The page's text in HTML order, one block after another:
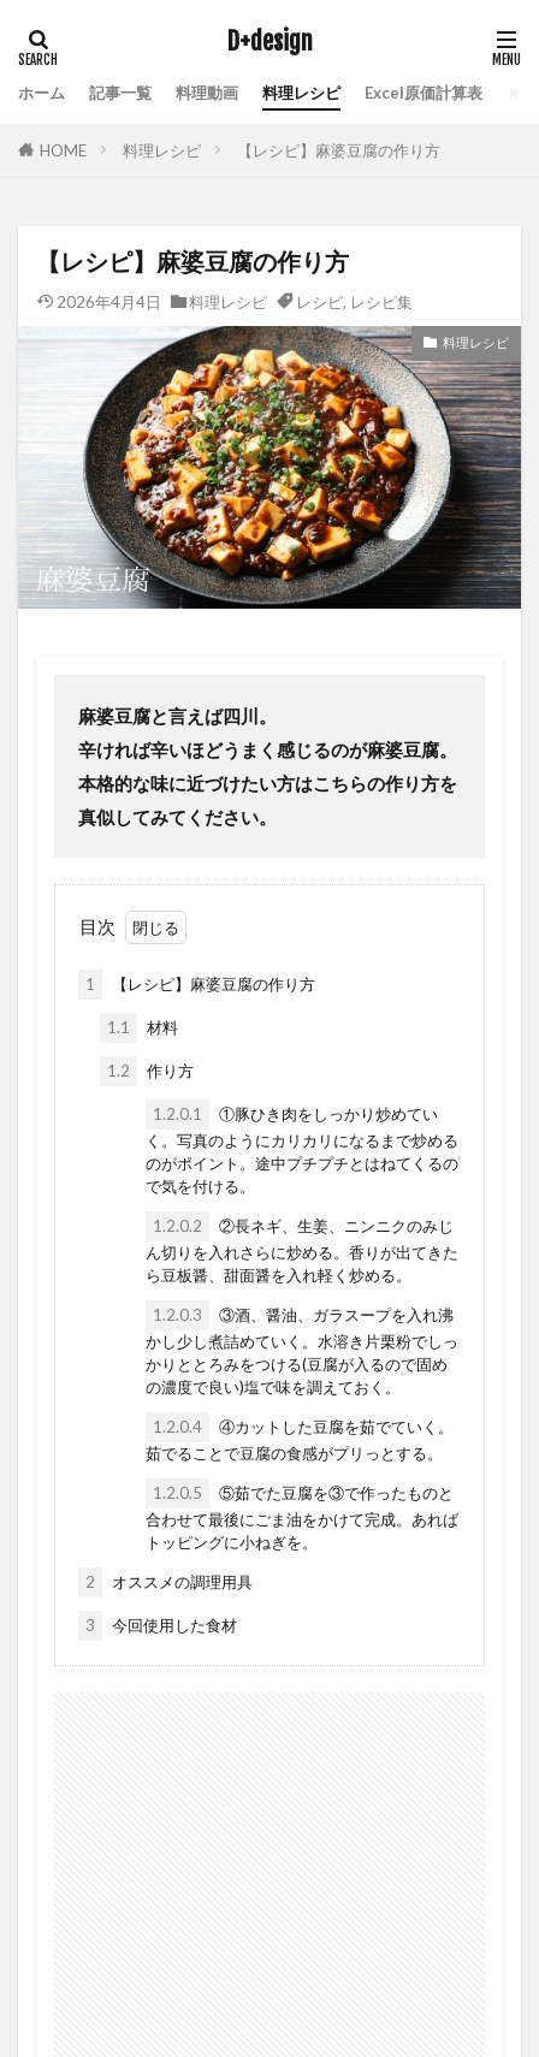
D+design
ホーム 記事一覧 料理動画 料理レシピ Excel原価計算表
HOME 料理レシピ 【レシピ】麻婆豆腐の作り方
【レシピ】麻婆豆腐の作り方
2026年4月4日 料理レシピ レシピ, レシピ集
料理レシピ
麻婆豆腐と言えば四川。
辛ければ辛いほどうまく感じるのが麻婆豆腐。
本格的な味に近づけたい方はこちらの作り方を
真似してみてください。
目次
1 【レシピ】麻婆豆腐の作り方
1.1 材料
1.2 作り方
1.2.0.1
①豚ひき肉をしっかり炒めてい
く。写真のようにカリカリになるまで炒める
のがポイント。途中プチプチとはねてくるの
で気を付ける。
1.2.0.2
②長ネギ、生姜、ニンニクのみじ
ん切りを入れさらに炒める。香りが出てきた
ら豆板醤、甜面醤を入れ軽く炒める。
1.2.0.3
③酒、醤油、ガラスープを入れ沸
かし少し煮詰めていく。水溶き片栗粉でしっ
かりととろみをつける(豆腐が入るので固め
の濃度で良い)塩で味を調えておく。
1.2.0.4
④カットした豆腐を茹でていく。
茹でることで豆腐の食感がプリっとする。
1.2.0.5
⑤茹でた豆腐を③で作ったものと
合わせて最後にごま油をかけて完成。あれば
トッピングに小ねぎを。
2 オススメの調理用具
3 今回使用した食材